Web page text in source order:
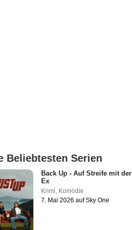
Beliebtesten Serien
Back Up - Auf Streife mit der
Ex
Krimi, Komödie
7. Mai 2026 auf Sky One